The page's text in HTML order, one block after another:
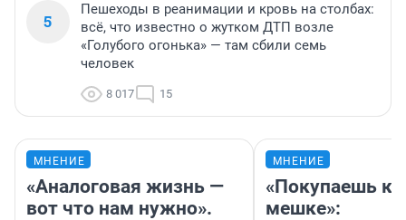
5
Пешеходы в реанимации и кровь на столбах:
всё, что известно о жутком ДТП возле
«Голубого огонька» — там сбили семь
человек
8 017 15
МНЕНИЕ
«Аналоговая жизнь —
вот что нам нужно».
МНЕНИЕ
«Покупаешь
мешке»: